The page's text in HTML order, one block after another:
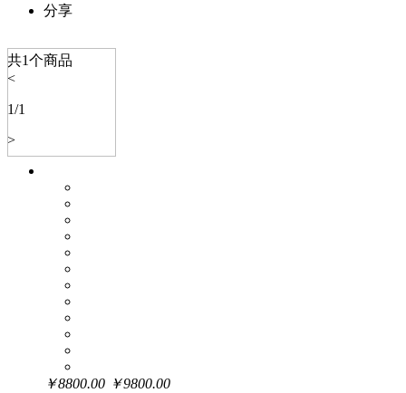
分享
共1个商品
<
1/1
>
￥8800.00 ￥9800.00